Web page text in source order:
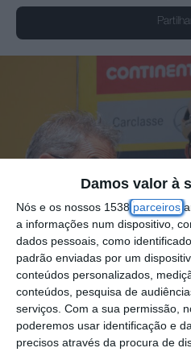
Damos valor à
Nós e os nossos 1538 parceiros
a informações num dispositivo,
dados pessoais, como
padrão enviadas por um
conteúdos personalizados,
conteúdos, pesquisa de
serviços. Com a sua permissão,
poderemos usar identificação e
precisos através da procura de
O ciclista César